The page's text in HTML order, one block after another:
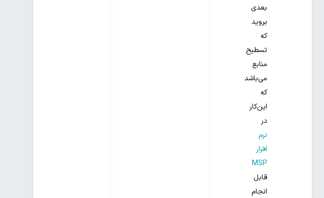
بعدی
بروید
که
تسطیح
منابع
می‌باشد
که
این‌کار
در
نرم
افزار
MSP
قابل
انجام